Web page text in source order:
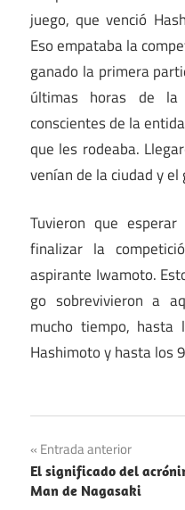
juego, que venció
Eso empataba la
ganado la primera
últimas horas de
conscientes de la
que les rodeaba.
venían de la ciudad y
Tuvieron que
finalizar la
aspirante Iwamoto.
go sobrevivieron a
mucho tiempo,
Hashimoto y hasta los
Juegos
Segunda
Navegación
de
Entrada anterior
El significado del
Man de Nagasaki